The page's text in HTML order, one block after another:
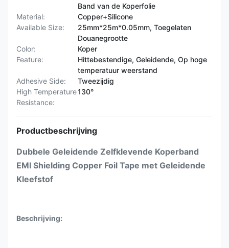
Band van de Koperfolie
Material:
Copper+Silicone
Available Size:
25mm*25m*0.05mm, Toegelaten
Douanegrootte
Color:
Koper
Feature:
Hittebestendige, Geleidende, Op hoge
temperatuur weerstand
Adhesive Side:
Tweezijdig
High Temperature
Resistance:
130°
Productbeschrijving
Dubbele Geleidende Zelfklevende Koperband
EMI Shielding Copper Foil Tape met Geleidende
Kleefstof
Beschrijving: